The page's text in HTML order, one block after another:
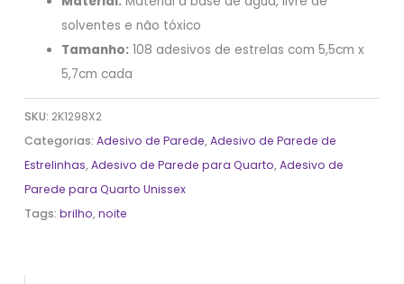
solventes e não tóxico
Tamanho: 108 adesivos de estrelas com 5,5cm x
5,7cm cada
SKU: 2K1298X2
Categorias:Adesivo de Parede,Adesivo de Parede de
Estrelinhas,Adesivo de Parede para Quarto,Adesivo de
Parede para Quarto Unissex
Tags:brilho,noite